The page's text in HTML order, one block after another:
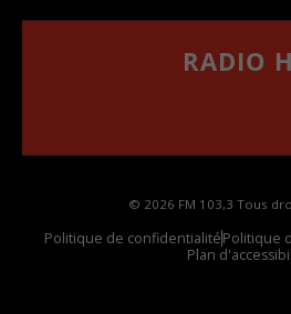
RADIO
© 2026 FM 103,3 Tous
Politique de confidentialitéPolitique
Plan